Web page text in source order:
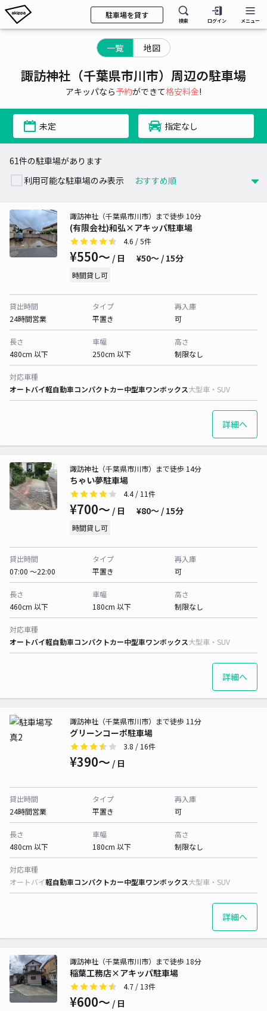
駐車場を貸す
検索 ログイン メニュー
一覧 地図
諏訪神社（千葉県市川市）周辺の駐車場
アキッパなら予約ができて格安料金!
未定 指定なし
61件の駐車場があります
利用可能な駐車場のみ表示
(有限会社)和弘×アキッパ駐車場
諏訪神社（千葉県市川市）まで徒歩 10分
4.6 / 5件
¥550〜 / 日 ¥50〜 / 15分
時間貸し可
貸出時間
24時間営業
タイプ
平置き
再入庫
可
長さ
480cm 以下
車幅
250cm 以下
高さ
制限なし
対応車種
オートバイ軽自動車コンパクトカー中型車ワンボックス大型車・SUV
詳細へ
ちゃい夢駐車場
諏訪神社（千葉県市川市）まで徒歩 14分
4.4/ 11件
¥700〜 / 日 ¥80〜 / 15分
時間貸し可
貸出時間
07:00 〜22:00
タイプ
平置き
再入庫
可
長さ
460cm 以下
車幅
180cm 以下
高さ
制限なし
対応車種
オートバイ軽自動車コンパクトカー中型車ワンボックス大型車・SUV
詳細へ
グリーンコーポ駐車場
諏訪神社（千葉県市川市）まで徒歩 11分
3.8 / 16件
¥390〜 / 日
貸出時間
24時間営業
タイプ
平置き
再入庫
可
長さ
480cm 以下
車幅
180cm 以下
高さ
制限なし
対応車種
オートバイ軽自動車コンパクトカー中型車ワンボックス大型車・SUV
詳細へ
稲葉工務店×アキッパ駐車場
諏訪神社（千葉県市川市）まで徒歩 18分
4.7 / 13件
¥600〜 / 日